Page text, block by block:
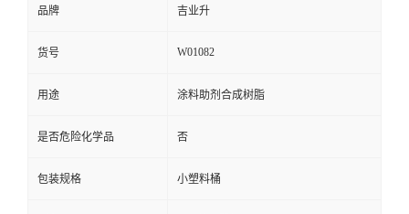
品牌 吉业升
货号 W01082
用途 涂料助剂合成树脂
是否危险化学品 否
包装规格 小塑料桶